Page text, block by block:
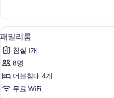
보
기
자
세
히
보
기
패
밀
리
룸
사
4
패밀리룸
침실 1개
8명
더블침대 4개
무료 WiFi